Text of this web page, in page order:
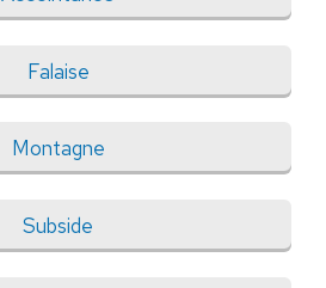
Falaise
Montagne
Subside